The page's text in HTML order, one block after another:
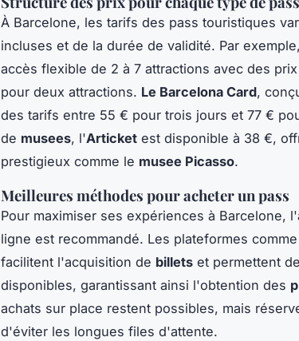
À Barcelone, les tarifs des pass touristiques
incluses et de la durée de validité. Par
accès flexible de 2 à 7 attractions avec des
pour deux attractions. Le Barcelona Card,
des tarifs entre 55 € pour trois jours et 77 €
de musees, l'Articket est disponible à 38 €,
prestigieux comme le musee Picasso.
Meilleures méthodes pour acheter un pass
Pour maximiser ses expériences à Barcelone,
ligne est recommandé. Les plateformes
facilitent l'acquisition de billets et permettent
disponibles, garantissant ainsi l'obtention des
achats sur place restent possibles, mais
d'éviter les longues files d'attente.